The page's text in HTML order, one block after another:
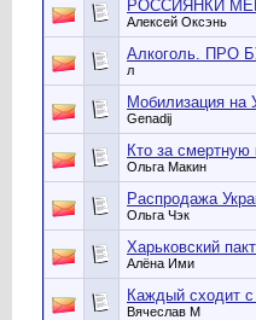
РОССИЯНКИ
Алексей Оксэнь
Алкоголь. ПРО
л
Мобилизация на
Genadij
Кто за смертную
Ольга Макин
Распродажа
Ольга Чэк
Харьковский
Алёна Ими
Каждый сходит
Вячеслав М